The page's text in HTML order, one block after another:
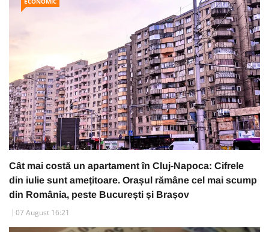
Cât mai costă un apartament în Cluj-Napoca: Cifrele
din iulie sunt amețitoare. Orașul rămâne cel mai scump
din România, peste București și Brașov
07 August 16:21